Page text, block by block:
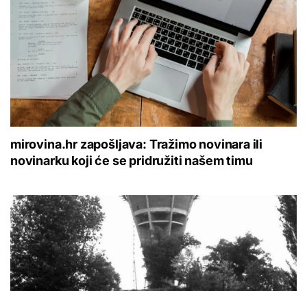
mirovina.hr zapošljava: Tražimo novinara ili
novinarku koji će se pridružiti našem timu